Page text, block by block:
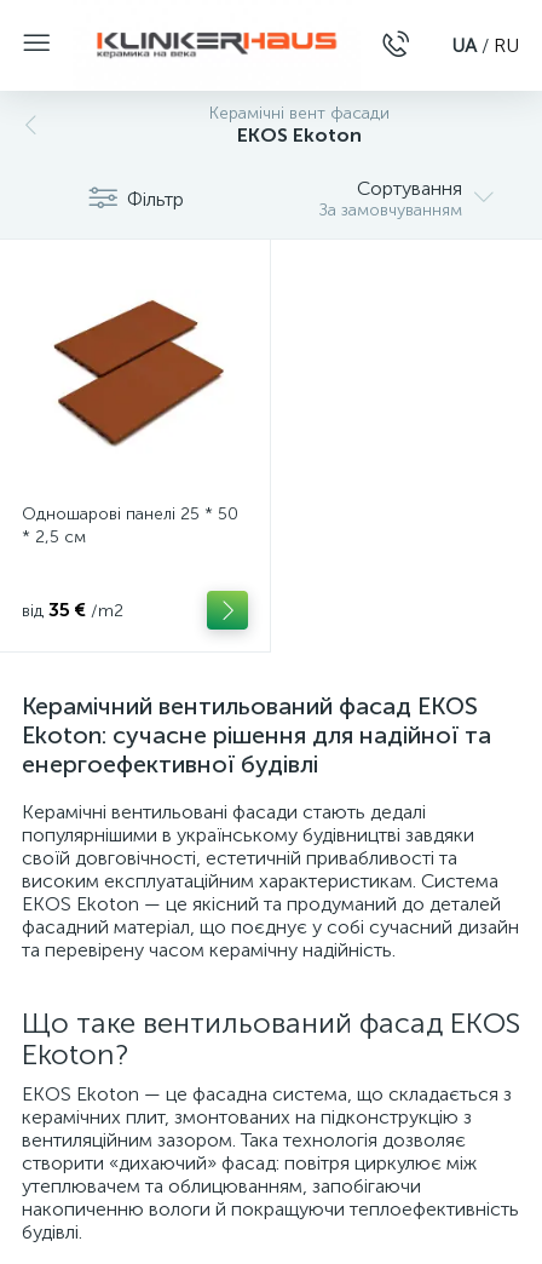
UA/ RU
Керамічні вент фасади
EKOS Ekoton
Фільтр Сортування
За замовчуванням
Одношарові панелі 25 * 50
* 2,5 см
від 35 € /m2
Керамічний вентильований фасад EKOS
Ekoton: сучасне рішення для надійної та
енергоефективної будівлі
Керамічні вентильовані фасади стають дедалі
популярнішими в українському будівництві завдяки
своїй довговічності, естетичній привабливості та
високим експлуатаційним характеристикам. Система
EKOS Ekoton — це якісний та продуманий до деталей
фасадний матеріал, що поєднує у собі сучасний дизайн
та перевірену часом керамічну надійність.
Що таке вентильований фасад EKOS
Ekoton?
EKOS Ekoton — це фасадна система, що складається з
керамічних плит, змонтованих на підконструкцію з
вентиляційним зазором. Така технологія дозволяє
створити «дихаючий» фасад: повітря циркулює між
утеплювачем та облицюванням, запобігаючи
накопиченню вологи й покращуючи теплоефективність
будівлі.